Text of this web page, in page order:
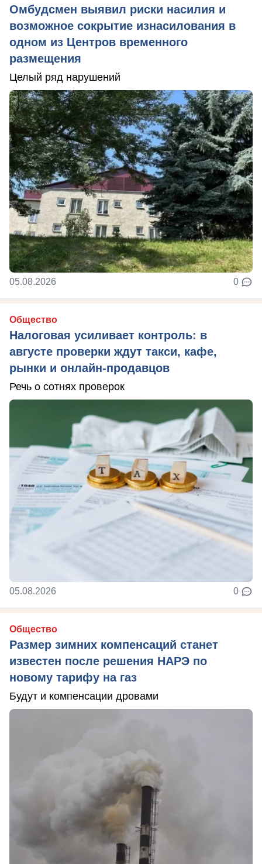
Омбудсмен выявил риски насилия и
возможное сокрытие изнасилования в
одном из Центров временного
размещения
Целый ряд нарушений
05.08.2026 0
Общество
Налоговая усиливает контроль: в
августе проверки ждут такси, кафе,
рынки и онлайн-продавцов
Речь о сотнях проверок
05.08.2026 0
Общество
Размер зимних компенсаций станет
известен после решения НАРЭ по
новому тарифу на газ
Будут и компенсации дровами